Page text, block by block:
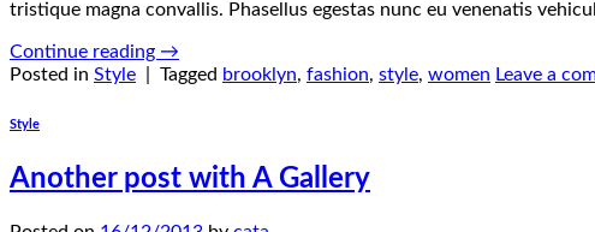
tristique magna convallis. Phasellus egestas nunc eu venenatis
Continue reading →
Posted in Style Tagged brooklyn, fashion, style, women Leave a
Style
Another post with A Gallery